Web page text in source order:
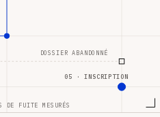
05 · INSCRIPTION
DOSSIER ABANDONNÉ
FUITE MESURÉS